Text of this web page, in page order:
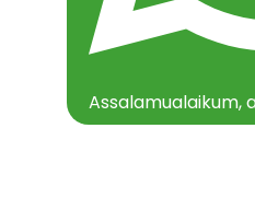
Assalamualaikum,